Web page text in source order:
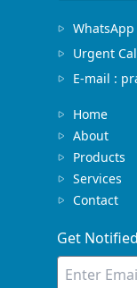
WhatsApp
Urgent
E-mail :
Home
About
Products
Services
Contact
Get